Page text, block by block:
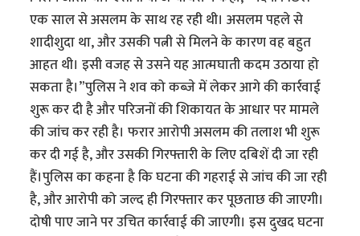
एक साल से असलम के साथ रह रही थी। असलम पहले से
शादीशुदा था, और उसकी पत्नी से मिलने के कारण वह बहुत
आहत थी। इसी वजह से उसने यह आत्मघाती कदम उठाया हो
सकता है।”पुलिस ने शव को कब्जे में लेकर आगे की कार्रवाई
शुरू कर दी है और परिजनों की शिकायत के आधार पर मामले
की जांच कर रही है। फरार आरोपी असलम की तलाश भी शुरू
कर दी गई है, और उसकी गिरफ्तारी के लिए दबिशें दी जा रही
हैं।पुलिस का कहना है कि घटना की गहराई से जांच की जा रही
है, और आरोपी को जल्द ही गिरफ्तार कर पूछताछ की जाएगी।
दोषी पाए जाने पर उचित कार्रवाई की जाएगी। इस दुखद घटना